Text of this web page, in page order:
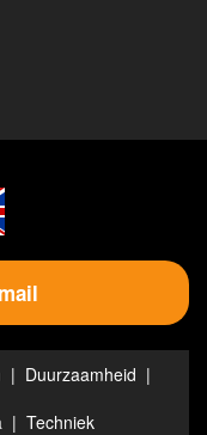
Duurzaamheid
Techniek